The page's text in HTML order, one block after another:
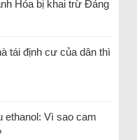
Hóa bị khai trừ Đảng
tái định cư của dân thì
ethanol: Vì sao cam